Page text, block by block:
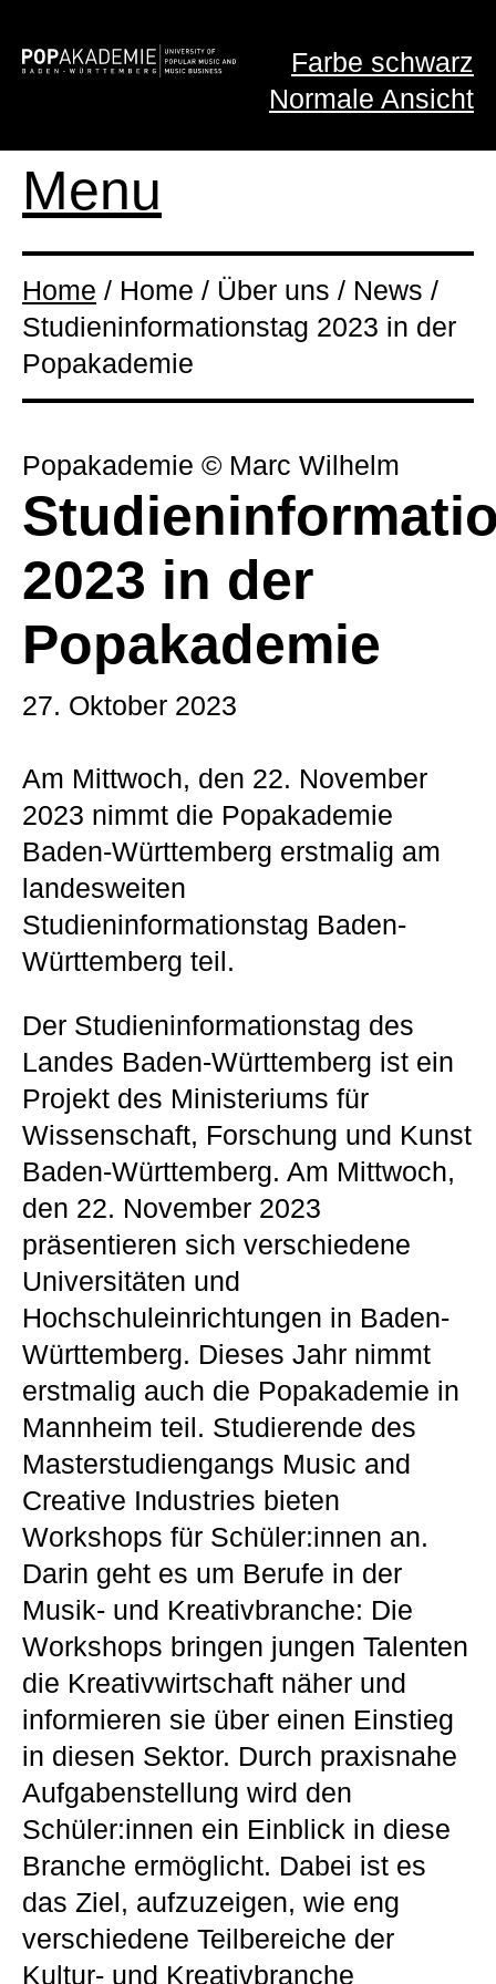
Farbe schwarz
Normale Ansicht
Menu
Home / Home / Über uns / News /
Studieninformationstag 2023 in der
Popakademie
Popakademie © Marc Wilhelm
2023 in der
Popakademie
27. Oktober 2023
Am Mittwoch, den 22. November
2023 nimmt die Popakademie
Baden-Württemberg erstmalig am
landesweiten
Studieninformationstag Baden-
Württemberg teil.
Der Studieninformationstag des
Landes Baden-Württemberg ist ein
Projekt des Ministeriums für
Wissenschaft, Forschung und Kunst
Baden-Württemberg. Am Mittwoch,
den 22. November 2023
präsentieren sich verschiedene
Universitäten und
Hochschuleinrichtungen in Baden-
Württemberg. Dieses Jahr nimmt
erstmalig auch die Popakademie in
Mannheim teil. Studierende des
Masterstudiengangs Music and
Creative Industries bieten
Workshops für Schüler:innen an.
Darin geht es um Berufe in der
Musik- und Kreativbranche: Die
Workshops bringen jungen Talenten
die Kreativwirtschaft näher und
informieren sie über einen Einstieg
in diesen Sektor. Durch praxisnahe
Aufgabenstellung wird den
Schüler:innen ein Einblick in diese
Branche ermöglicht. Dabei ist es
das Ziel, aufzuzeigen, wie eng
verschiedene Teilbereiche der
Kultur- und Kreativbranche